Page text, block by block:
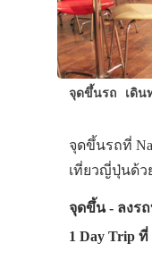
จุดขึ้นรถ เดิน
จุดขึ้นรถที่
เที่ยวญี่ปุ่นด้ว
จุดขึ้น - ลงร
1 Day Trip ที่